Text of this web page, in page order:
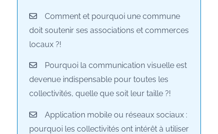
Comment et pourquoi une commune
doit soutenir ses associations et commerces
locaux ?!
Pourquoi la communication visuelle est
devenue indispensable pour toutes les
collectivités, quelle que soit leur taille ?!
Application mobile ou réseaux sociaux :
pourquoi les collectivités ont intérêt à utiliser